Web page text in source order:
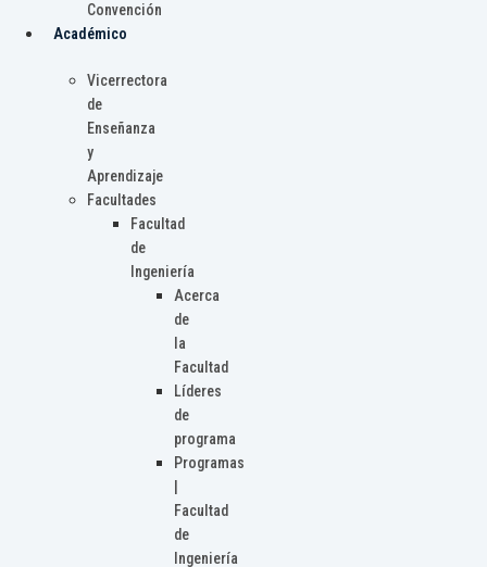
Convención
Académico
Vicerrectora
de
Enseñanza
y
Aprendizaje
Facultades
Facultad
de
Ingeniería
Acerca
de
la
Facultad
Líderes
de
programa
Programas
Facultad
de
Ingeniería